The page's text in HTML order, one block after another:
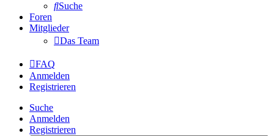
Suche
Foren
Mitglieder
Das Team
FAQ
Anmelden
Registrieren
Suche
Anmelden
Registrieren